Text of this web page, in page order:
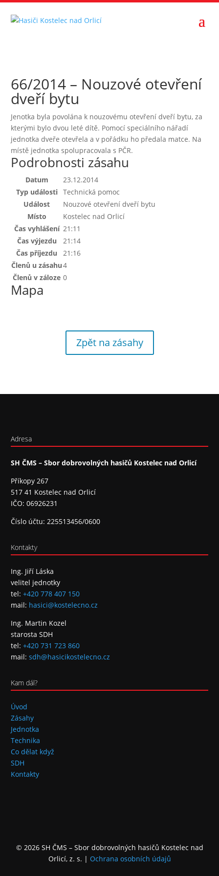
66/2014 – Nouzové otevření
dveří bytu
Jenotka byla povolána k nouzovému otevření dveří bytu, za
kterými bylo dvou leté dítě. Pomocí speciálního nářadí
jednotka dveře otevřela a v pořádku ho předala matce. Na
místě jednotka spolupracovala s PČR.
Podrobnosti zásahu
Datum
23.12.2014
Typ události
Technická pomoc
Událost
Nouzové otevření dveří bytu
Místo
Kostelec nad Orlicí
Čas vyhlášení 21:11
Čas výjezdu
21:14
Čas příjezdu
21:16
Členů u zásahu4
Členů v záloze 0
Mapa
Zpět na zásahy
Adresa
SH ČMS – Sbor dobrovolných hasičů Kostelec nad Orlicí
Příkopy 267
517 41 Kostelec nad Orlicí
IČO: 06926231
Číslo účtu: 225513456/0600
Kontakty
Ing. Jiří Láska
velitel jednotky
tel:+420 778 407 150
mail: hasici@kostelecno.cz
Ing. Martin Kozel
starosta SDH
tel:+420 731 723 860
mail:sdh@hasicikostelecno.cz
Kam dál?
Úvod
Zásahy
Jednotka
Technika
Co dělat když
SDH
Kontakty
© 2026 SH ČMS – Sbor dobrovolných hasičů Kostelec nad
Orlicí, z. s. | Ochrana osobních údajů